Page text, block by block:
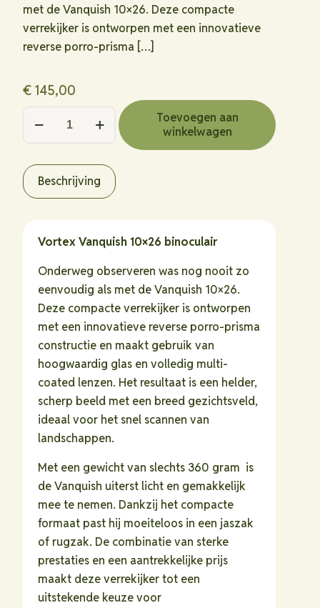
met de Vanquish 10×26. Deze compacte
verrekijker is ontworpen met een innovatieve
reverse porro-prisma […]
€ 145,00
Vanquish
binoculair
hoeveelheid
Toevoegen aan
winkelwagen
Beschrijving
Vortex Vanquish 10×26 binoculair
Onderweg observeren was nog nooit zo
eenvoudig als met de Vanquish 10×26.
Deze compacte verrekijker is ontworpen
met een innovatieve reverse porro-prisma
constructie en maakt gebruik van
hoogwaardig glas en volledig multi-
coated lenzen. Het resultaat is een helder,
scherp beeld met een breed gezichtsveld,
ideaal voor het snel scannen van
landschappen.
Met een gewicht van slechts 360 gram is
de Vanquish uiterst licht en gemakkelijk
mee te nemen. Dankzij het compacte
formaat past hij moeiteloos in een jaszak
of rugzak. De combinatie van sterke
prestaties en een aantrekkelijke prijs
maakt deze verrekijker tot een
uitstekende keuze voor